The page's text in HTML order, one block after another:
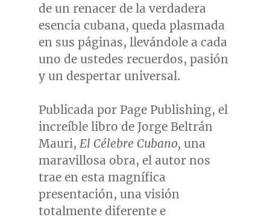
de un renacer de la verdadera
esencia cubana, queda plasmada
en sus páginas, llevándole a cada
uno de ustedes recuerdos, pasión
y un despertar universal.
Publicada por Page Publishing, el
increíble libro de Jorge Beltrán
Mauri, El Célebre Cubano, una
maravillosa obra, el autor nos
trae en esta magnífica
presentación, una visión
totalmente diferente e